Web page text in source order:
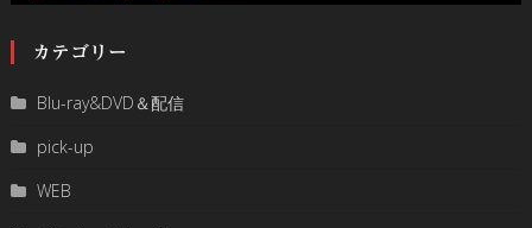
カテゴリー
Blu-ray&DVD＆配信
pick-up
WEB